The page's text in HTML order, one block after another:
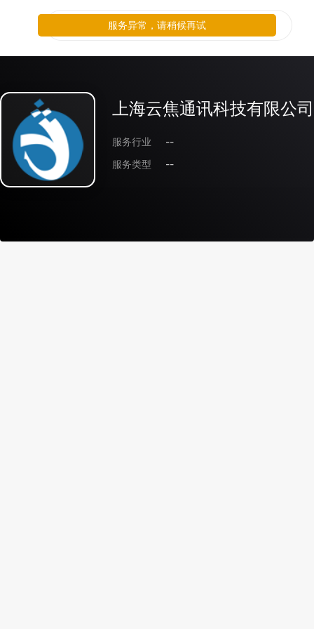
上海云焦通讯科技有限公司
服务行业
--
服务类型
--
服务异常，请稍候再试